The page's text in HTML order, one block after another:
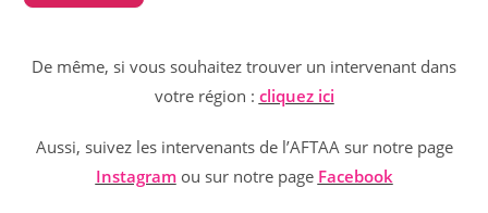
De même, si vous souhaitez trouver un intervenant dans
votre région : cliquez ici
Aussi, suivez les intervenants de l’AFTAA sur notre page
Instagramou sur notre page Facebook